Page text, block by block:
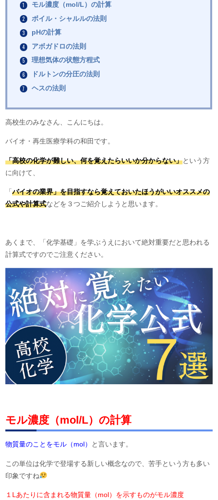
モル濃度（mol/L）の計算
ボイル・シャルルの法則
pHの計算
アボガドロの法則
理想気体の状態方程式
ドルトンの分圧の法則
ヘスの法則
高校生のみなさん、こんにちは。
バイオ・再生医療学科の和田です。
「高校の化学が難しい、何を覚えたらいいか分からない」という方
に向けて、
「バイオの業界」を目指すなら覚えておいたほうがいいオススメの
公式や計算式などを３つご紹介しようと思います。
あくまで、「化学基礎」を学ぶうえにおいて絶対重要だと思われる
計算式ですのでご注意ください。
モル濃度（mol/L）の計算
物質量のことをモル（mol） と言います。
この単位は化学で登場する新しい概念なので、苦手という方も多い
印象ですね
１Lあたりに含まれる物質量（mol）を示すものがモル濃度